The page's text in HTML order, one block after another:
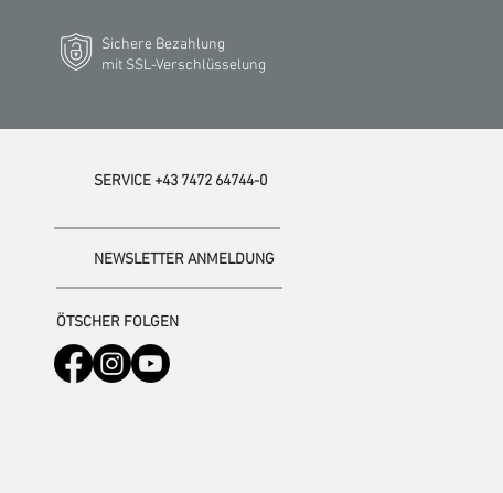
Sichere Bezahlung
mit SSL-Verschlüsselung
SERVICE +43 7472 64744-0
NEWSLETTER ANMELDUNG
ÖTSCHER FOLGEN